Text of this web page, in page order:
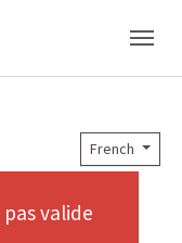
French
valide